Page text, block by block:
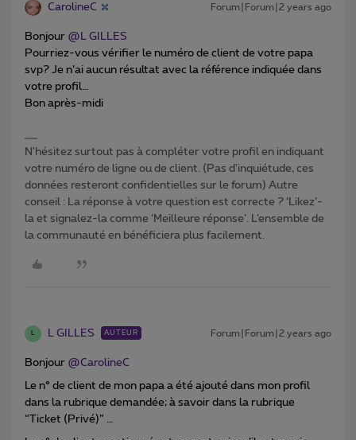
CarolineC Forum|Forum|2 years ago
Bonjour @L GILLES
Pourriez-vous vérifier le numéro de client de votre papa
svp? Je n’ai aucun résultat avec la référence indiquée dans
votre profil…
Bon après-midi
N'hésitez surtout pas à compléter votre profil en indiquant
votre numéro de ligne ou de client. (Pas d'inquiétude, ces
données resteront confidentielles sur le forum) Autre
conseil : La réponse à votre question est correcte ? ‘Likez’-
la et signalez-la comme ‘Meilleure réponse’. L’ensemble de
la communauté en bénéficiera plus facilement.
L L GILLES AUTEUR Forum|Forum|2 years ago
Bonjour @CarolineC
Le n° de client de mon papa a été ajouté dans mon profil
dans la rubrique demandée; à savoir dans la rubrique
“Ticket (Privé)” …